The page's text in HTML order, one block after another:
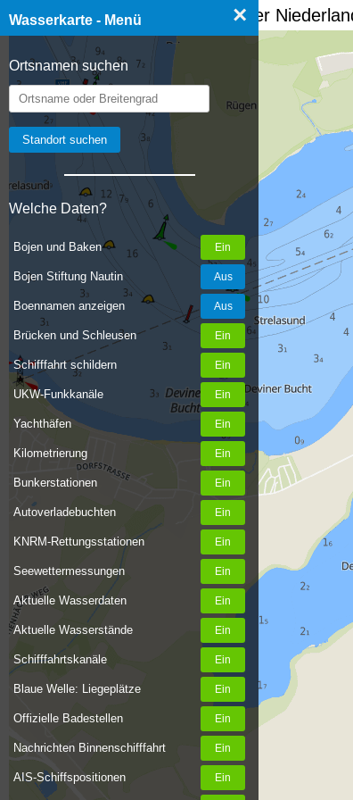
Wasserkarte - Menü ×
Ortsnamen suchen
Welche Daten?
Bojen und Baken
Bojen Stiftung Nautin
Boennamen anzeigen
Brücken und Schleusen
Schifffahrt schildern
UKW-Funkkanäle
Yachthäfen
Kilometrierung
Bunkerstationen
Autoverladebuchten
KNRM-Rettungsstationen
Seewettermessungen
Aktuelle Wasserdaten
Aktuelle Wasserstände
Schifffahrtskanäle
Blaue Welle: Liegeplätze
Offizielle Badestellen
Nachrichten Binnenschifffahrt
AIS-Schiffspositionen
☰ Wasserkarte Deutschland, der